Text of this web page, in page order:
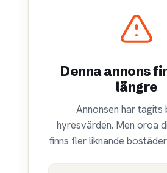
Denna annons
längre
Annonsen har
hyresvärden. Men oroa
finns fler liknande